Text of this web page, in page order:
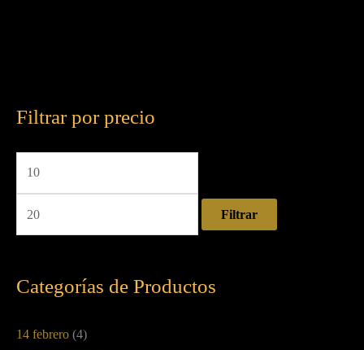
Filtrar por precio
Filtrar
Categorías de Productos
14 febrero (4)